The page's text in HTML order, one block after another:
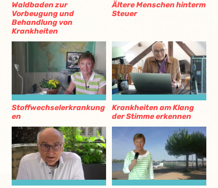
Waldbaden zur
Vorbeugung und
Behandlung von
Krankheiten
Ältere Menschen hinterm
Steuer
Stoffwechselerkrankung
en
Krankheiten am Klang
der Stimme erkennen